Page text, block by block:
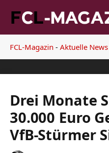
FCL-Magazin - Aktuelle News
Drei Monate
30.000 Euro
VfB-Stürmer